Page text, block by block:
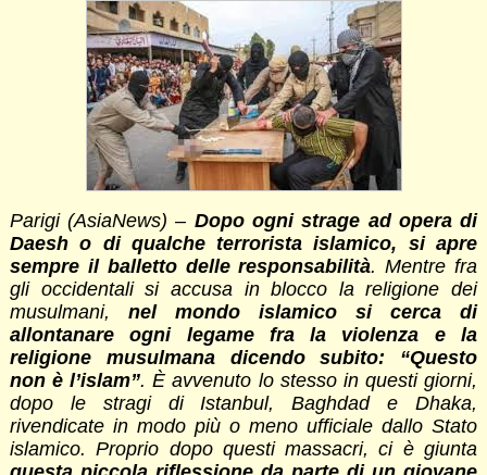
Parigi (AsiaNews) – Dopo ogni strage ad opera di
Daesh o di qualche terrorista islamico, si apre
sempre il balletto delle responsabilità. Mentre fra
gli occidentali si accusa in blocco la religione dei
musulmani, nel mondo islamico si cerca di
allontanare ogni legame fra la violenza e la
religione musulmana dicendo subito: “Questo
non è l’islam”. È avvenuto lo stesso in questi giorni,
dopo le stragi di Istanbul, Baghdad e Dhaka,
rivendicate in modo più o meno ufficiale dallo Stato
islamico. Proprio dopo questi massacri, ci è giunta